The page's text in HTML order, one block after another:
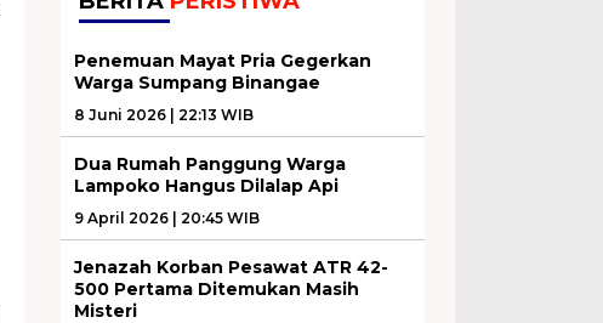
Penemuan Mayat Pria Gegerkan
Warga Sumpang Binangae
8 Juni 2026 | 22:13 WIB
Dua Rumah Panggung Warga
Lampoko Hangus Dilalap Api
9 April 2026 | 20:45 WIB
Jenazah Korban Pesawat ATR 42-
500 Pertama Ditemukan Masih
Misteri